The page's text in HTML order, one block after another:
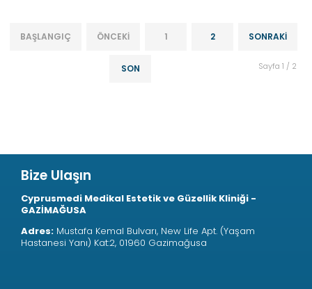
BAŞLANGIÇ ÖNCEKI 1 2 SONRAKI
SON Sayfa 1 / 2
Bize Ulaşın
Cyprusmedi Medikal Estetik ve Güzellik Kliniği -
GAZİMAĞUSA
Adres: Mustafa Kemal Bulvarı, New Life Apt. (Yaşam
Hastanesi Yanı) Kat:2, 01960 Gazimağusa